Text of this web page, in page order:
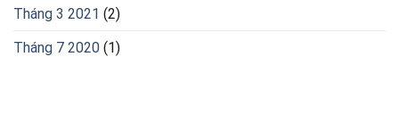
Tháng 3 2021 (2)
Tháng 7 2020 (1)